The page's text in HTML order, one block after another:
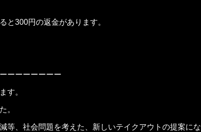
と300円の返金があります。
ーーーーーーー
す。
。
等、社会問題を考えた、新しいテイクアウトの提案に